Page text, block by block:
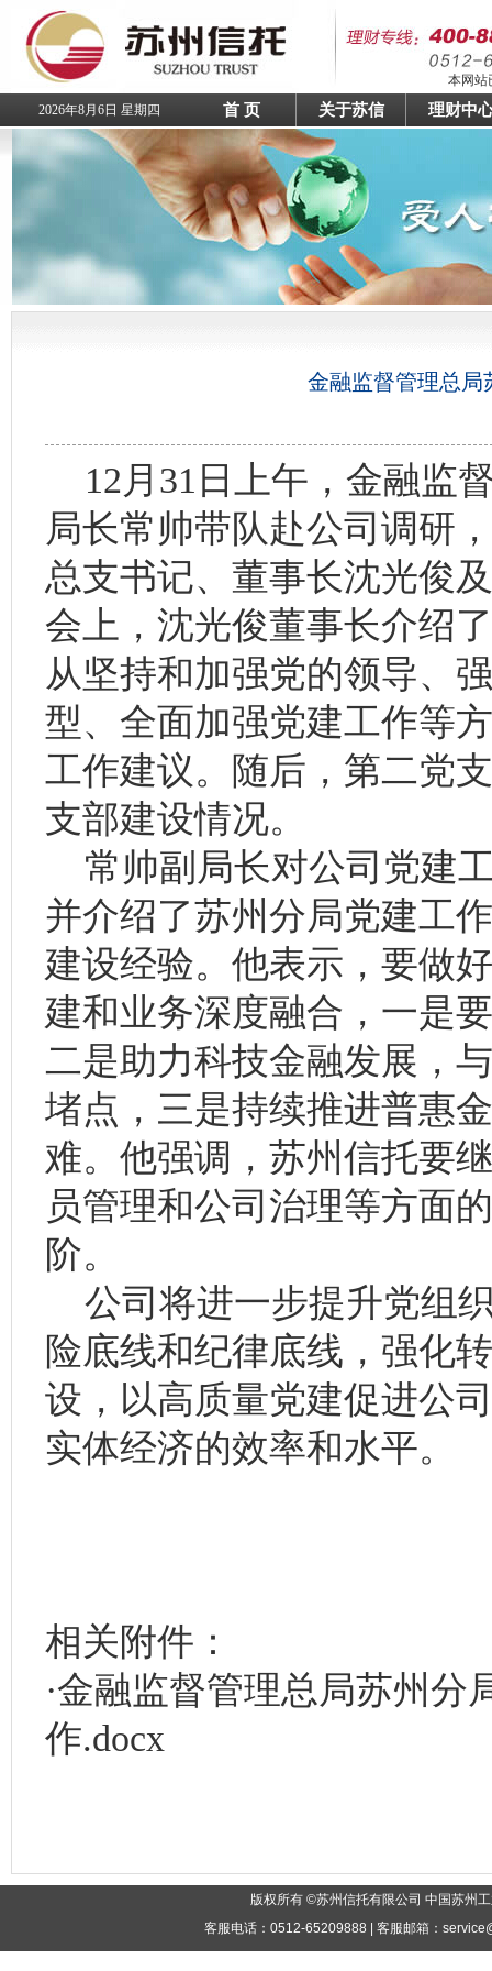
本网站
2026年8月6日 星期四
首 页 关于苏信 理财中
金融监督管理总局
12月31日上午，金融监
局长常帅带队赴公司调研
总支书记、董事长沈光俊
会上，沈光俊董事长介绍
从坚持和加强党的领导、
型、全面加强党建工作等
工作建议。随后，第二党
支部建设情况。
常帅副局长对公司党建
并介绍了苏州分局党建工
建设经验。他表示，要做
建和业务深度融合，一是
二是助力科技金融发展，
堵点，三是持续推进普惠
难。他强调，苏州信托要
员管理和公司治理等方面
阶。
公司将进一步提升党组
险底线和纪律底线，强化
设，以高质量党建促进公
实体经济的效率和水平。
相关附件：
·金融监督管理总局苏州分
作.docx
版权所有 ©苏州信托有限公司 中国苏州
客服电话：0512-65209888 | 客服邮箱：